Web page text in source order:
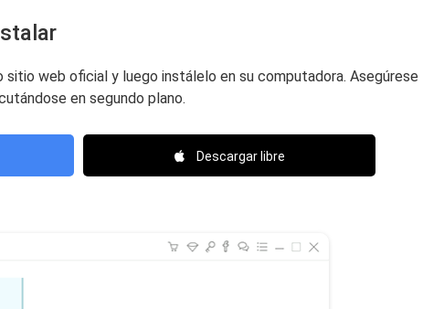
sitio web oficial y luego instálelo en su computadora. Asegúrese
en segundo plano.
Descargar libre